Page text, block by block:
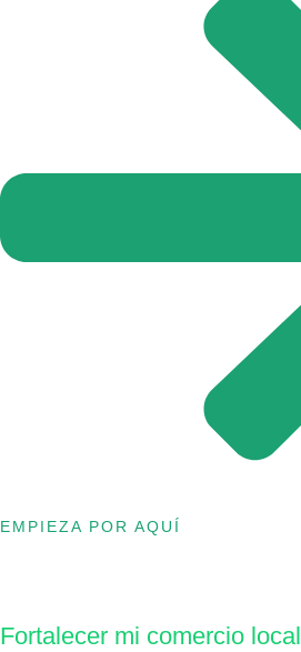
EMPIEZA POR AQUÍ
Fortalecer mi comercio local